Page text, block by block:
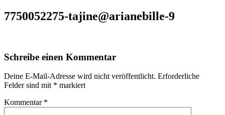
7750052275-tajine@arianebille-9
Schreibe einen Kommentar
Deine E-Mail-Adresse wird nicht veröffentlicht. Erforderliche
Felder sind mit * markiert
Kommentar *